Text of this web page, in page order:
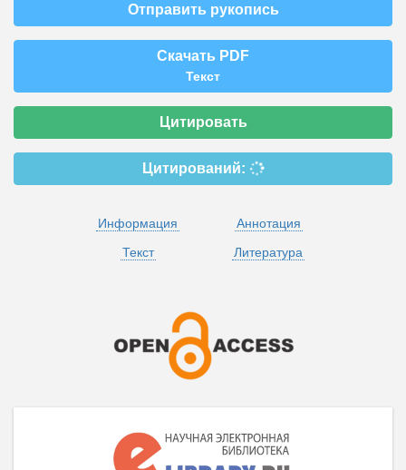
Отправить рукопись
Скачать PDF
Текст
Цитировать
Цитирований:
Информация
Аннотация
Текст
Литература